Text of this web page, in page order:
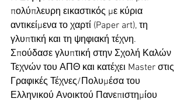
πολύπλευρη εικαστικός με κύρια
αντικείμενα το χαρτί (Paper art), τη
γλυπτική και τη ψηφιακή τέχνη.
Σπούδασε γλυπτική στην Σχολή Καλών
Τεχνών του ΑΠΘ και κατέχει Master στις
Γραφικές Τέχνες/Πολυμέσα του
Ελληνικού Ανοικτού Πανεπιστημίου